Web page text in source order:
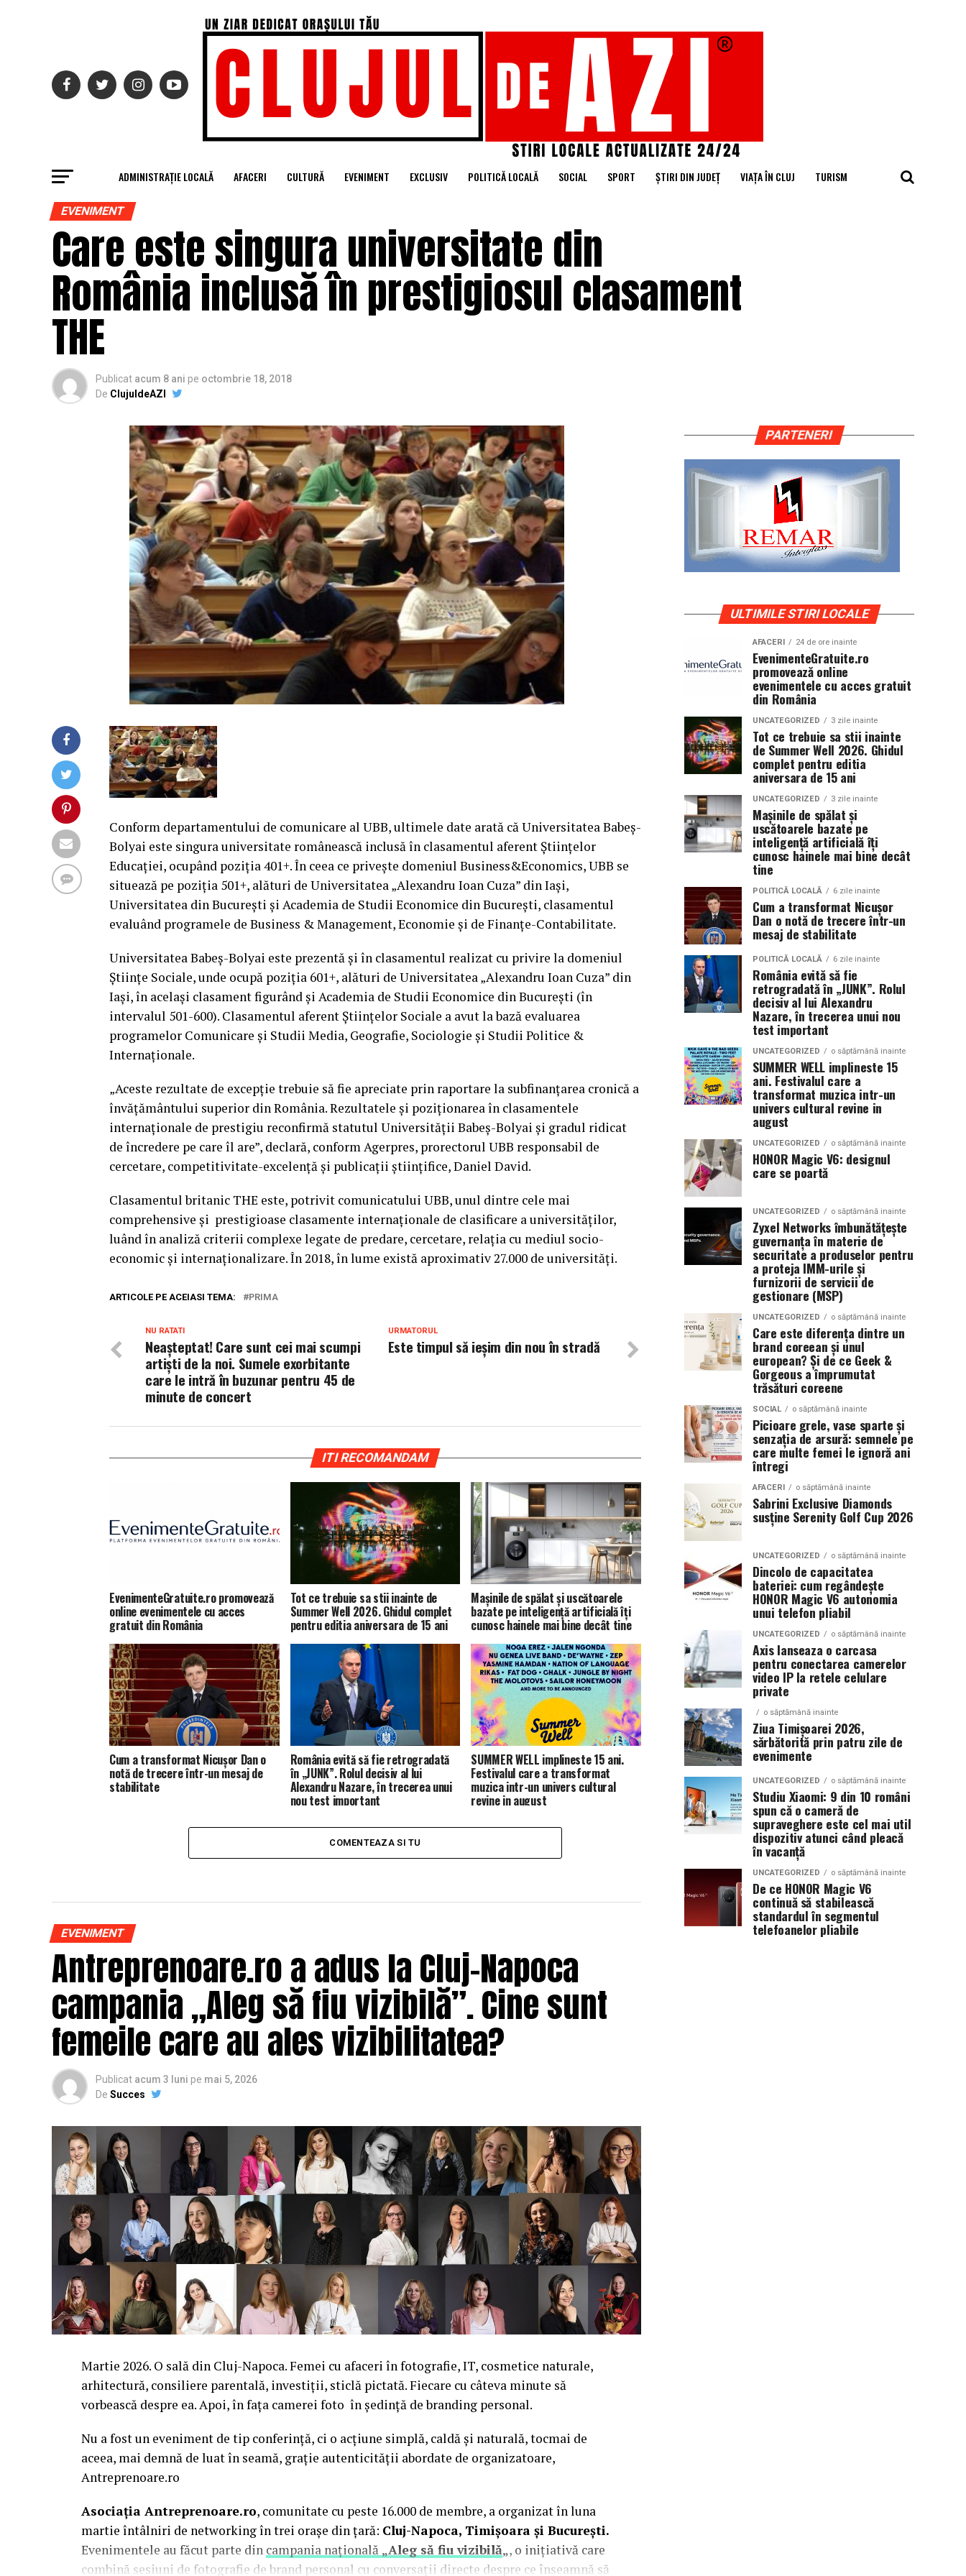
ADMINISTRAȚIE LOCALĂ AFACERI CULTURĂ EVENIMENT EXCLUSIV POLITICĂ LOCALĂ SOCIAL SPORT ȘTIRI DIN JUDEȚ VIAȚA ÎN CLUJ TURISM
EVENIMENT
Care este singura universitate din
România inclusă în prestigiosul clasament
THE
Publicat acum 8 ani pe octombrie 18, 2018
De ClujuldeAZI
Conform departamentului de comunicare al UBB, ultimele date arată că Universitatea Babeş-
Bolyai este singura universitate românească inclusă în clasamentul aferent Ştiinţelor
Educaţiei, ocupând poziţia 401+. În ceea ce priveşte domeniul Business&Economics, UBB se
situează pe poziţia 501+, alături de Universitatea „Alexandru Ioan Cuza” din Iaşi,
Universitatea din Bucureşti şi Academia de Studii Economice din Bucureşti, clasamentul
evaluând programele de Business & Management, Economie şi de Finanţe-Contabilitate.
Universitatea Babeş-Bolyai este prezentă şi în clasamentul realizat cu privire la domeniul
Ştiinţe Sociale, unde ocupă poziţia 601+, alături de Universitatea „Alexandru Ioan Cuza” din
Iaşi, în acelaşi clasament figurând şi Academia de Studii Economice din Bucureşti (în
intervalul 501-600). Clasamentul aferent Ştiinţelor Sociale a avut la bază evaluarea
programelor Comunicare şi Studii Media, Geografie, Sociologie şi Studii Politice &
Internaţionale.
„Aceste rezultate de excepţie trebuie să fie apreciate prin raportare la subfinanţarea cronică a
învăţământului superior din România. Rezultatele şi poziţionarea în clasamentele
internaţionale de prestigiu reconfirmă statutul Universităţii Babeş-Bolyai şi gradul ridicat
de încredere pe care îl are”, declară, conform Agerpres, prorectorul UBB responsabil de
cercetare, competitivitate-excelenţă şi publicaţii ştiinţifice, Daniel David.
Clasamentul britanic THE este, potrivit comunicatului UBB, unul dintre cele mai
comprehensive şi prestigioase clasamente internaţionale de clasificare a universităţilor,
luând în analiză criterii complexe legate de predare, cercetare, relaţia cu mediul socio-
economic şi internaţionalizare. În 2018, în lume există aproximativ 27.000 de universităţi.
ARTICOLE PE ACEIASI TEMA: PRIMA
URMATORUL
Este timpul să ieșim din nou în stradă
NU RATATI
Neașteptat! Care sunt cei mai scumpi
artiști de la noi. Sumele exorbitante
care le intră în buzunar pentru 45 de
minute de concert
ITI RECOMANDAM
EvenimenteGratuite.ro promovează
online evenimentele cu acces
gratuit din România
Tot ce trebuie sa stii inainte de
Summer Well 2026. Ghidul complet
pentru editia aniversara de 15 ani
Mașinile de spălat și uscătoarele
bazate pe inteligență artificială îți
cunosc hainele mai bine decât tine
Cum a transformat Nicușor Dan o
notă de trecere într-un mesaj de
stabilitate
România evită să fie retrogradată
în „JUNK”. Rolul decisiv al lui
Alexandru Nazare, în trecerea unui
nou test important
SUMMER WELL implineste 15 ani.
Festivalul care a transformat
muzica intr-un univers cultural
revine in august
COMENTEAZA SI TU
EVENIMENT
Antreprenoare.ro a adus la Cluj-Napoca
campania „Aleg să fiu vizibilă”. Cine sunt
femeile care au ales vizibilitatea?
Publicat acum 3 luni pe mai 5, 2026
De Succes
Martie 2026. O sală din Cluj-Napoca. Femei cu afaceri în fotografie, IT, cosmetice naturale,
arhitectură, consiliere parentală, investiții, sticlă pictată. Fiecare cu câteva minute să
vorbească despre ea. Apoi, în fața camerei foto în ședință de branding personal.
Nu a fost un eveniment de tip conferință, ci o acțiune simplă, caldă și naturală, tocmai de
aceea, mai demnă de luat în seamă, grație autenticității abordate de organizatoare,
Antreprenoare.ro
Asociația Antreprenoare.ro, comunitate cu peste 16.000 de membre, a organizat în luna
martie întâlniri de networking în trei orașe din țară: Cluj-Napoca, Timișoara și București.
Evenimentele au făcut parte din campania națională „Aleg să fiu vizibilă„, o inițiativă care
combină sesiuni de fotografie de brand personal cu conversații directe despre ce înseamnă să
PARTENERI
ULTIMILE STIRI LOCALE
AFACERI 24 de ore inainte
EvenimenteGratuite.ro
promovează online
evenimentele cu acces gratuit
din România
UNCATEGORIZED 3 zile inainte
Tot ce trebuie sa stii inainte
de Summer Well 2026. Ghidul
complet pentru editia
aniversara de 15 ani
UNCATEGORIZED 3 zile inainte
Mașinile de spălat și
uscătoarele bazate pe
inteligență artificială îți
cunosc hainele mai bine decât
tine
POLITICĂ LOCALĂ 6 zile inainte
Cum a transformat Nicușor
Dan o notă de trecere într-un
mesaj de stabilitate
POLITICĂ LOCALĂ 6 zile inainte
România evită să fie
retrogradată în „JUNK”. Rolul
decisiv al lui Alexandru
Nazare, în trecerea unui nou
test important
UNCATEGORIZED o săptămână inainte
SUMMER WELL implineste 15
ani. Festivalul care a
transformat muzica intr-un
univers cultural revine in
august
UNCATEGORIZED o săptămână inainte
HONOR Magic V6: designul
care se poartă
UNCATEGORIZED o săptămână inainte
Zyxel Networks îmbunătățește
guvernanța în materie de
securitate a produselor pentru
a proteja IMM-urile și
furnizorii de servicii de
gestionare (MSP)
UNCATEGORIZED o săptămână inainte
Care este diferența dintre un
brand coreean și unul
european? Și de ce Geek &
Gorgeous a împrumutat
trăsături coreene
SOCIAL o săptămână inainte
Picioare grele, vase sparte și
senzația de arsură: semnele pe
care multe femei le ignoră ani
întregi
AFACERI o săptămână inainte
Sabrini Exclusive Diamonds
susține Serenity Golf Cup 2026
UNCATEGORIZED o săptămână inainte
Dincolo de capacitatea
bateriei: cum regândește
HONOR Magic V6 autonomia
unui telefon pliabil
UNCATEGORIZED o săptămână inainte
Axis lanseaza o carcasa
pentru conectarea camerelor
video IP la retele celulare
private
o săptămână inainte
Ziua Timișoarei 2026,
sărbătorită prin patru zile de
evenimente
UNCATEGORIZED o săptămână inainte
Studiu Xiaomi: 9 din 10 români
spun că o cameră de
supraveghere este cel mai util
dispozitiv atunci când pleacă
în vacanță
UNCATEGORIZED o săptămână inainte
De ce HONOR Magic V6
continuă să stabilească
standardul în segmentul
telefoanelor pliabile